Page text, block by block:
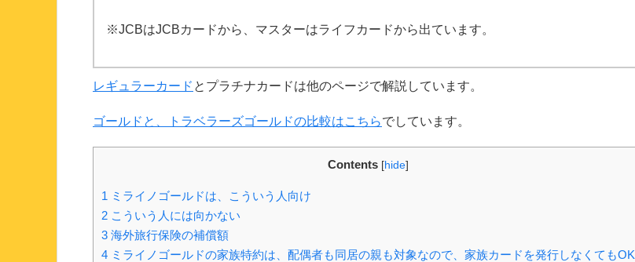
※JCBはJCBカードから、マスターはライフカードから出ています。
レギュラーカード とプラチナカードは他のページで解説しています。
ゴールドと、トラベラーズゴールドの比較はこちらでしています。
Contents [hide]
1 ミライノゴールドは、こういう人向け
2 こういう人には向かない
3 海外旅行保険の補償額
4 ミライノゴールドの家族特約は、配偶者も同居の親も対象なので、家族カードを発行しなくてもOK